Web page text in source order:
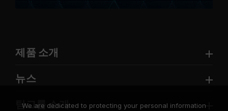
제품 소개
뉴스
팀그룹 소개
We are dedicated to protecting your personal information